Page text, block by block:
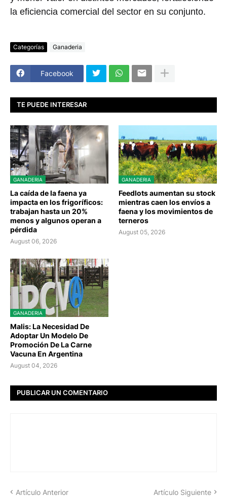
la eficiencia comercial del sector en su conjunto.
Categorías Ganaderia
Facebook
TE PUEDE INTERESAR
GANADERIA
La caída de la faena ya
impacta en los frigoríficos:
trabajan hasta un 20%
menos y algunos operan a
pérdida
August 06, 2026
GANADERIA
Feedlots aumentan su stock
mientras caen los envíos a
faena y los movimientos de
terneros
August 05, 2026
GANADERIA
Malis: La Necesidad De
Adoptar Un Modelo De
Promoción De La Carne
Vacuna En Argentina
August 04, 2026
PUBLICAR UN COMENTARIO
Artículo Anterior Artículo Siguiente